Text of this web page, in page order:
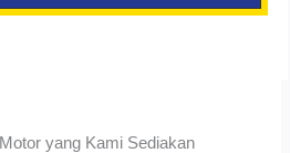
yang Kami Sediakan